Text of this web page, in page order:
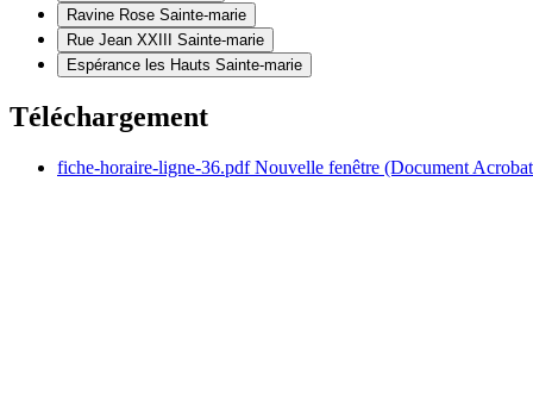
Ravine Rose Sainte-marie
Rue Jean XXIII
Sainte-marie
Espérance les Hauts Sainte-marie
Téléchargement
fiche-horaire-ligne-36.pdf Nouvelle fenêtre (Document